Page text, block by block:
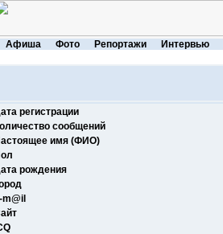
Афиша Фото Репортажи Интервью
регистрации
сообщений
имя (ФИО)
рождения
m@il